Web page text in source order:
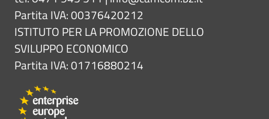
Partita IVA: 00376420212
ISTITUTO PER LA PROMOZIONE DELLO
SVILUPPO ECONOMICO
Partita IVA: 01716880214